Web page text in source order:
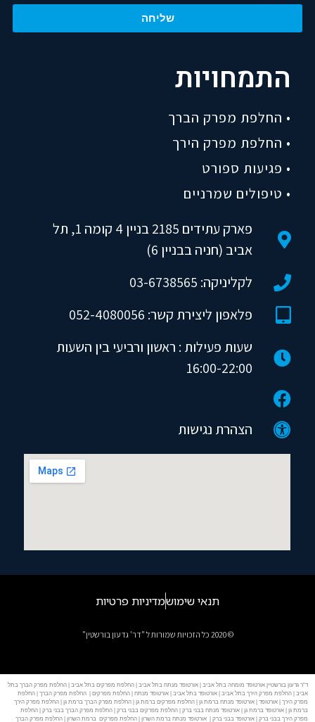
שליחה
התמחויות
• החלפת מפרק הברך
• החלפת מפרק הירך
• פגיעות ספורט
• טיפולים שמרניים
פארק עתידים 2185 בניין 4 קומה 1, תל
אביב (חניה בבניין 6)
לקליניקה: 03-6738565
פלאפון ליצירת קשר: 052-4080056
שעות פעילות : ראשון ורביעי בין השעות
16:00-22:00
הצהרת נגישות
תנאי שימושמדיניות פרטיות
© 2020 כל הזכויות שמורות ל "דר' גדעון בורשטין"
ד"ר גדעון בורשטיין אורטופד מומחה בתל אביב | אורטופד מנתח בתל אביב | החלפת מפרקים בתל אביב | החלפת מפרק הברך בתל
אביב | החלפת מפרק הירך בתל אביב | אורטופד בתל אביב | אורטופד מנתח | החלפת מפרקים | החלפת מפרק הברך | החלפת
מפרק הירך | אורטופד | אורטופד מנתח ברמת גן | החלפת מפרקים ברמת גן | החלפת מפרק הברך ברמת גן | החלפת מפרק הירך
ברמת גן | אורטופד ברמת גן | אורטופד מנתח בבני ברק | החלפת מפרקים בבני ברק | החלפת מפרק הברך בבני ברק | החלפת
מפרק הירך בבני ברק | אורטופד בבני ברק | אורטופד מנתח ברמת השרון | החלפת מפרקים ברמת השרון | החלפת מפרק הברך